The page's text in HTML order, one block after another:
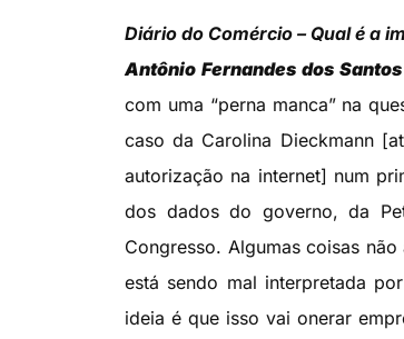
Diário do Comércio – Qual é a
Antônio Fernandes dos
com uma “perna manca” na
caso da Carolina Dieckmann
autorização na internet] num
dos dados do governo, da
Congresso. Algumas coisas
está sendo mal interpretada
ideia é que isso vai onerar